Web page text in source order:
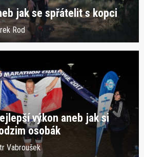
jak se spřátelit s kopci
Rod
výkon aneb jak si
osobák
Vabroušek